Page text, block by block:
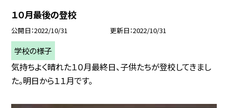
１０月最後の登校
公開日 2022/10/31 更新日 2022/10/31
学校の様子
気持ちよく晴れた１０月最終日、子供たちが登校してきまし
た。明日から１１月です。